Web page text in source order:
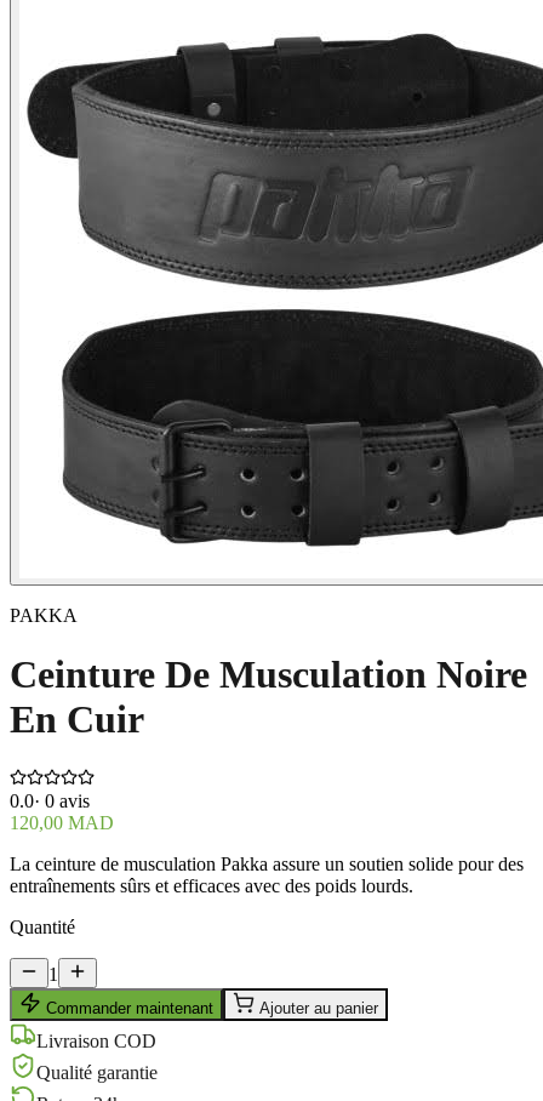
PAKKA
Ceinture De Musculation Noire
En Cuir
0.0· 0 avis
120,00 MAD
La ceinture de musculation Pakka assure un soutien solide pour des
entraînements sûrs et efficaces avec des poids lourds.
Quantité
1
Commander maintenant Ajouter au panier
Livraison COD
Qualité garantie